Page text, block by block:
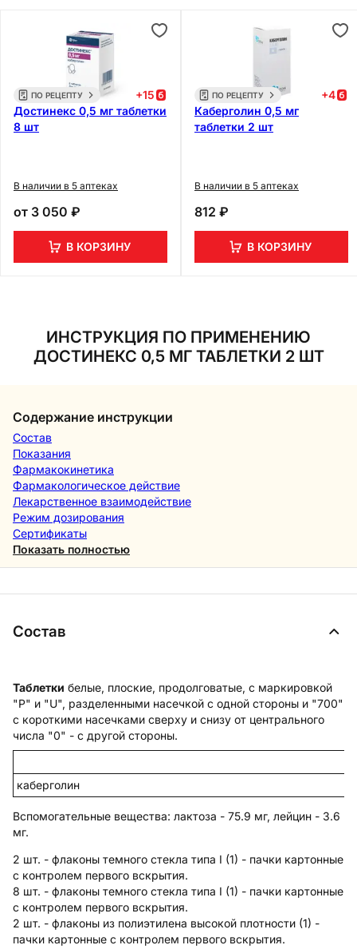
ПО РЕЦЕПТУ +15
Достинекс 0,5 мг таблетки
8 шт
В наличии в 5 аптеках
от 3 050 ₽
В КОРЗИНУ
ПО РЕЦЕПТУ +4
Каберголин 0,5 мг
таблетки 2 шт
В наличии в 5 аптеках
812 ₽
В КОРЗИНУ
ИНСТРУКЦИЯ ПО ПРИМЕНЕНИЮ
ДОСТИНЕКС 0,5 МГ ТАБЛЕТКИ 2 ШТ
Содержание инструкции
Состав
Показания
Фармакокинетика
Фармакологическое действие
Лекарственное взаимодействие
Режим дозирования
Сертификаты
Показать полностью
Состав
Таблетки белые, плоские, продолговатые, с маркировкой
"Р" и "U", разделенными насечкой с одной стороны и "700"
с короткими насечками сверху и снизу от центрального
числа "0" - с другой стороны.
каберголин
Вспомогательные вещества: лактоза - 75.9 мг, лейцин - 3.6
мг.
2 шт. - флаконы темного стекла типа I (1) - пачки картонные
с контролем первого вскрытия.
8 шт. - флаконы темного стекла типа I (1) - пачки картонные
с контролем первого вскрытия.
2 шт. - флаконы из полиэтилена высокой плотности (1) -
пачки картонные с контролем первого вскрытия.